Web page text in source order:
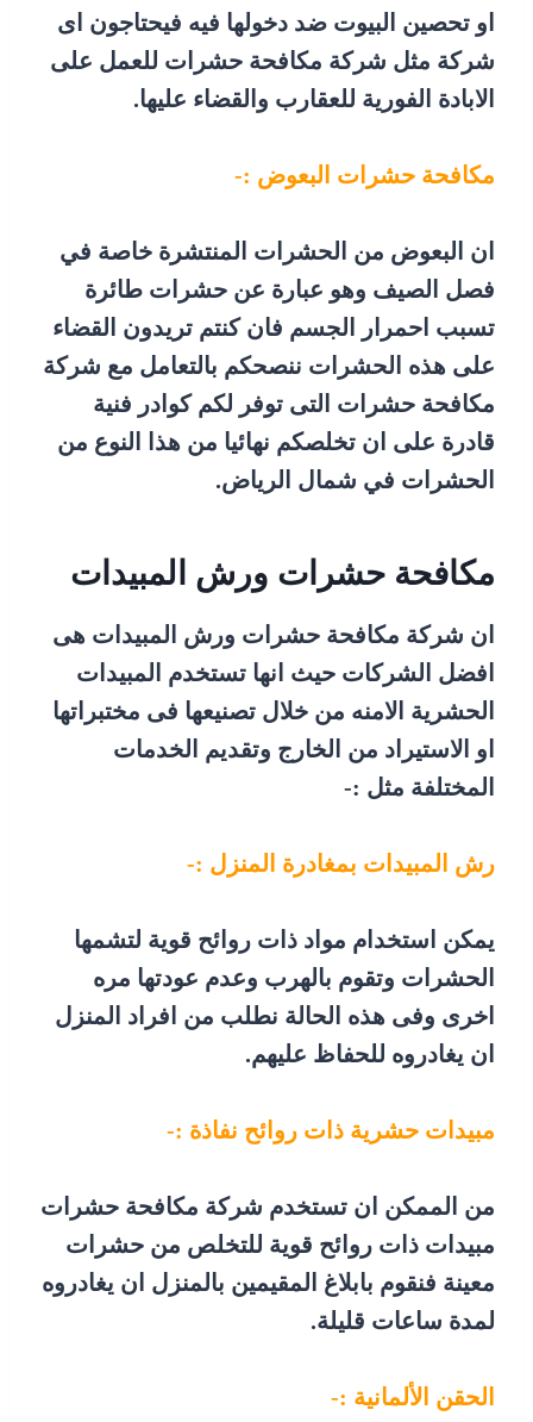
او تحصين البيوت ضد دخولها فيه فيحتاجون اى
شركة مثل شركة مكافحة حشرات للعمل على
الابادة الفورية للعقارب والقضاء عليها.
مكافحة حشرات البعوض :-
ان البعوض من الحشرات المنتشرة خاصة في
فصل الصيف وهو عبارة عن حشرات طائرة
تسبب احمرار الجسم فان كنتم تريدون القضاء
على هذه الحشرات ننصحكم بالتعامل مع شركة
مكافحة حشرات التى توفر لكم كوادر فنية
قادرة على ان تخلصكم نهائيا من هذا النوع من
الحشرات في شمال الرياض.
مكافحة حشرات ورش المبيدات
ان شركة مكافحة حشرات ورش المبيدات هى
افضل الشركات حيث انها تستخدم المبيدات
الحشرية الامنه من خلال تصنيعها فى مختبراتها
او الاستيراد من الخارج وتقديم الخدمات
المختلفة مثل :-
رش المبيدات بمغادرة المنزل :-
يمكن استخدام مواد ذات روائح قوية لتشمها
الحشرات وتقوم بالهرب وعدم عودتها مره
اخرى وفى هذه الحالة نطلب من افراد المنزل
ان يغادروه للحفاظ عليهم.
مبيدات حشرية ذات روائح نفاذة :-
من الممكن ان تستخدم شركة مكافحة حشرات
مبيدات ذات روائح قوية للتخلص من حشرات
معينة فنقوم بابلاغ المقيمين بالمنزل ان يغادروه
لمدة ساعات قليلة.
الحقن الألمانية :-